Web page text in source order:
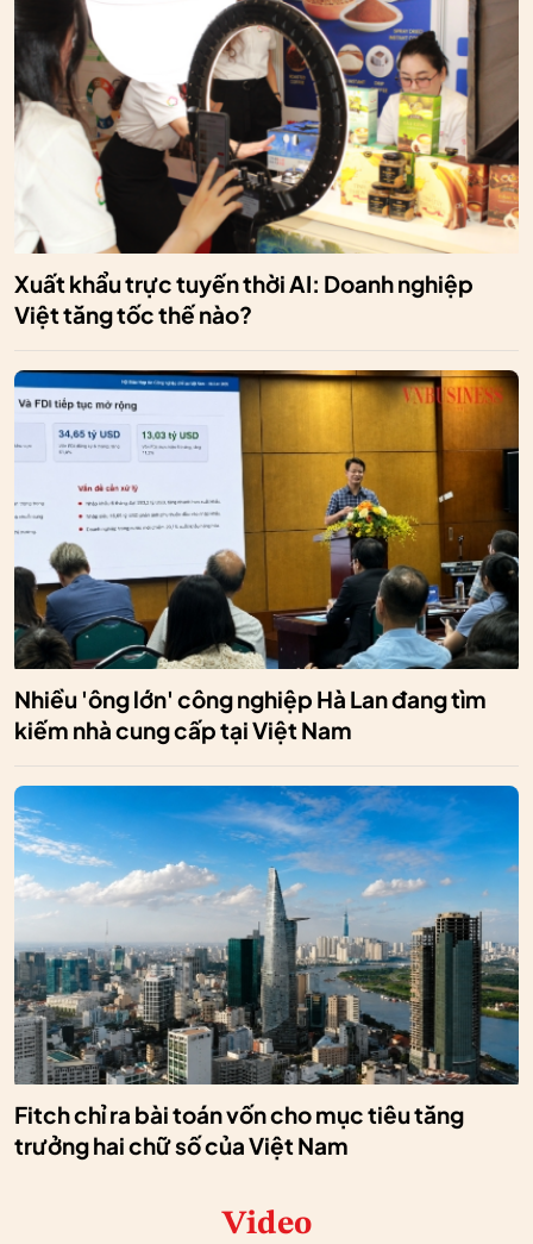
Xuất khẩu trực tuyến thời AI: Doanh nghiệp
Việt tăng tốc thế nào?
Nhiều 'ông lớn' công nghiệp Hà Lan đang tìm
kiếm nhà cung cấp tại Việt Nam
Fitch chỉ ra bài toán vốn cho mục tiêu tăng
trưởng hai chữ số của Việt Nam
Video